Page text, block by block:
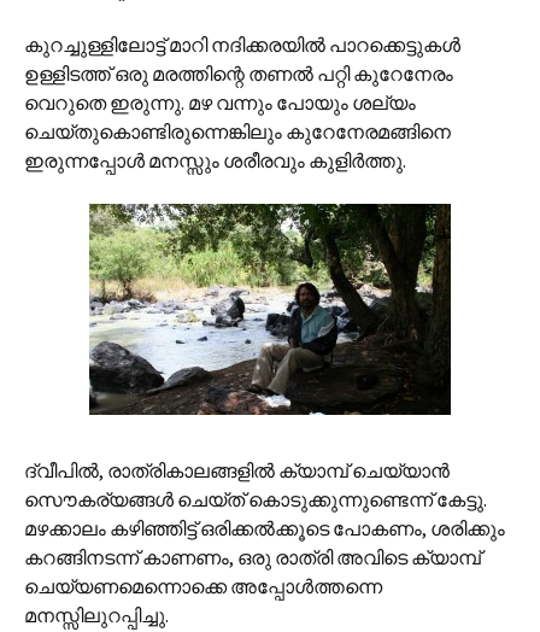
കുറച്ചുള്ളിലോട്ട് മാറി നദിക്കരയില്‍ പാറക്കെട്ടുകള്‍
ഉള്ളിടത്ത് ഒരു മരത്തിന്റെ തണല്‍ പറ്റി‍ കുറേനേരം
വെറുതെ ഇരുന്നു. മഴ വന്നും പോയും ശല്യം
ചെയ്തുകൊണ്ടിരുന്നെങ്കിലും കുറേനേരമങ്ങിനെ
ഇരുന്നപ്പോള്‍ മനസ്സും ശരീരവും കുളിര്‍ത്തു.
ദ്വീപില്‍, രാത്രികാലങ്ങളില്‍ ക്യാമ്പ് ചെയ്യാന്‍
സൌകര്യങ്ങള്‍ ചെയ്ത് കൊടുക്കുന്നുണ്ടെന്ന് കേട്ടു.
മഴക്കാലം കഴിഞ്ഞിട്ട് ഒരിക്കല്‍ക്കൂടെ പോകണം, ശരിക്കും
കറങ്ങിനടന്ന് കാണണം, ഒരു രാത്രി അവിടെ ക്യാമ്പ്
ചെയ്യണമെന്നൊക്കെ അപ്പോള്‍ത്തന്നെ
മനസ്സിലുറപ്പിച്ചു.